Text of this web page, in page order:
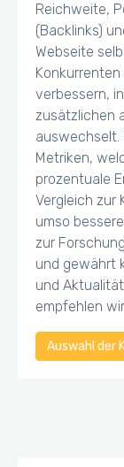
Reichweite,
(Backlinks)
Webseite
verbessern,
zusätzlichen
auswechselt.
Metriken,
prozentuale
Vergleich zur
umso
zur
und gewährt
und
empfehlen
Auswahl der